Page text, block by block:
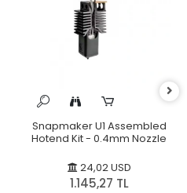
Snapmaker U1 Assembled
Hotend Kit - 0.4mm Nozzle
24,02 USD
1.145,27 TL